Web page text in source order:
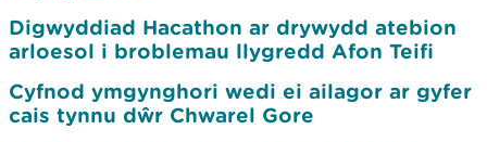
Digwyddiad Hacathon ar drywydd atebion
arloesol i broblemau llygredd Afon Teifi
Cyfnod ymgynghori wedi ei ailagor ar gyfer
cais tynnu dŵr Chwarel Gore